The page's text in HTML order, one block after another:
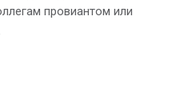
провиантом или